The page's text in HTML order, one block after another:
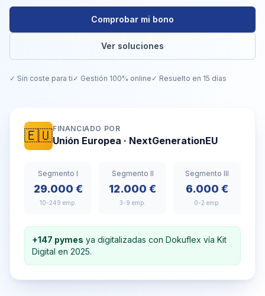
Comprobar mi bono
Ver soluciones
✓ Sin coste para ti ✓ Gestión 100% online ✓ Resuelto en 15 días
🇪🇺FINANCIADO POR
Unión Europea · NextGenerationEU
Segmento I
29.000 €
10-249 emp.
Segmento II
12.000 €
3-9 emp.
Segmento III
6.000 €
0-2 emp.
+147 pymes ya digitalizadas con Dokuflex vía Kit
Digital en 2025.